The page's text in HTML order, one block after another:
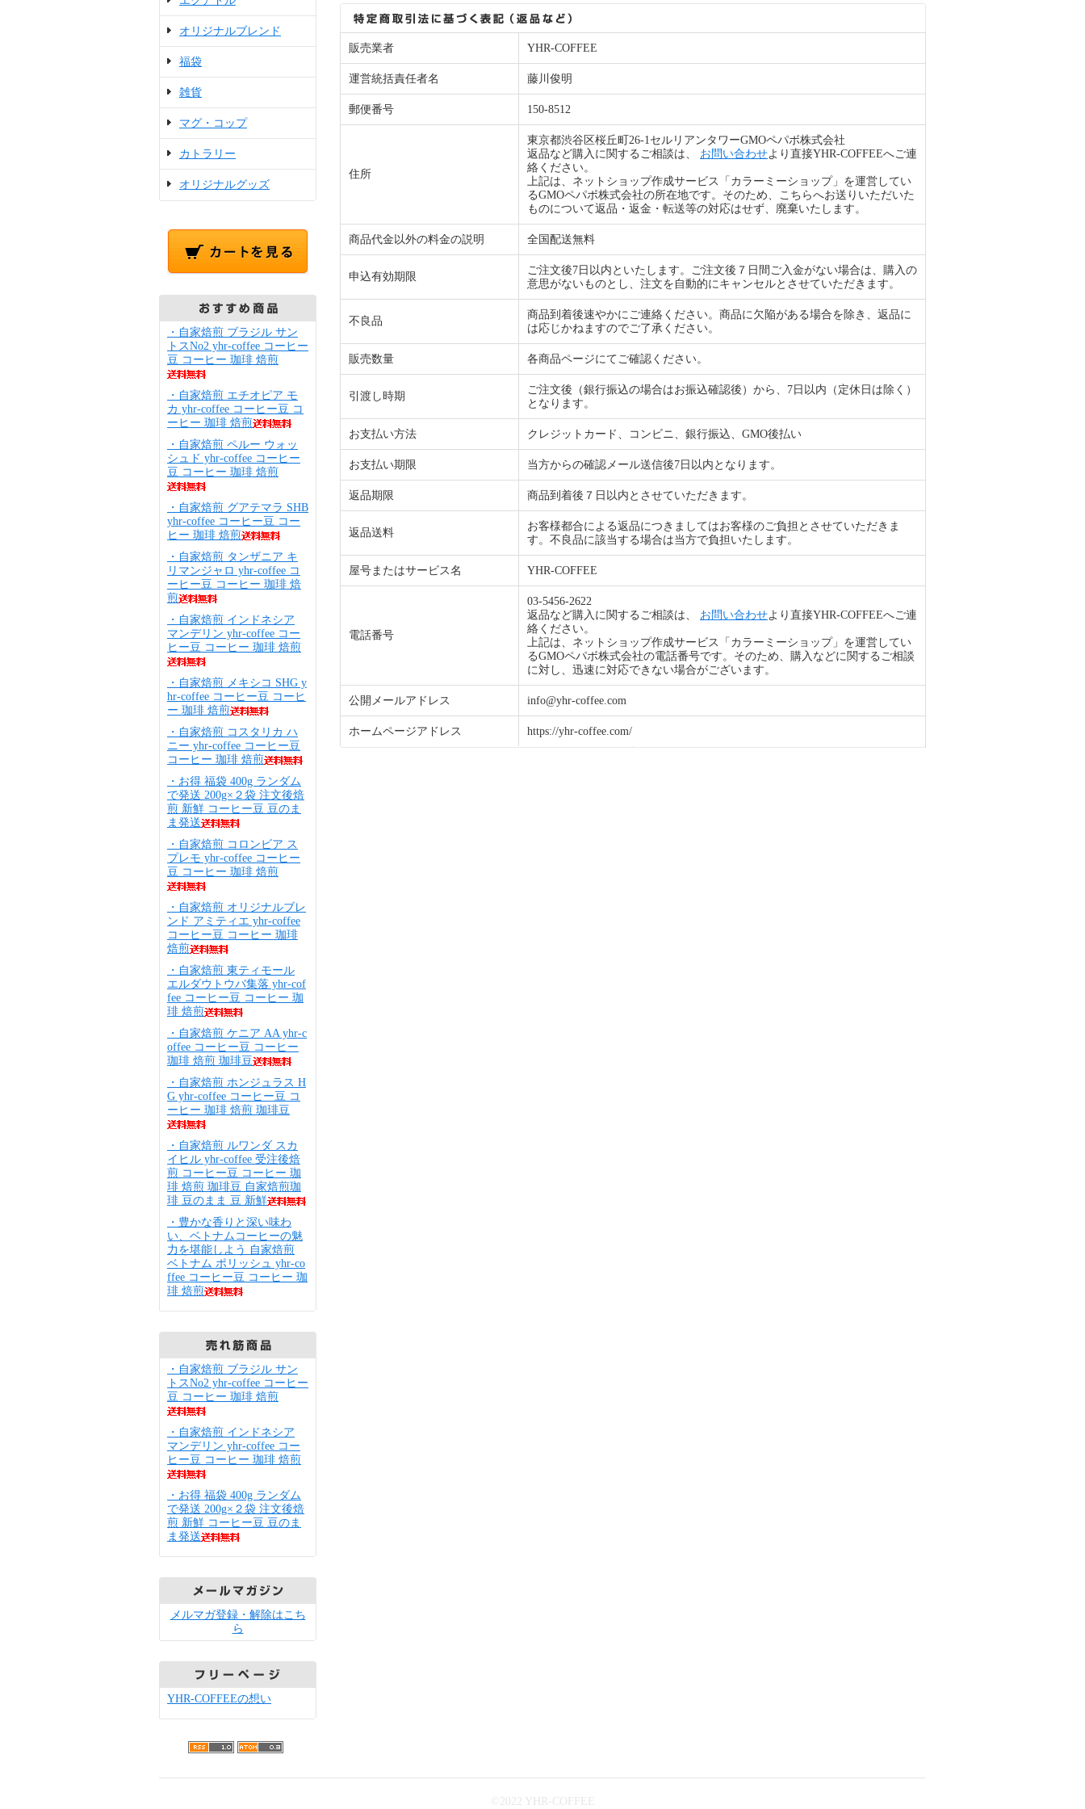
オリジナルブレンド
福袋
雑貨
マグ・コップ
カトラリー
オリジナルグッズ
・自家焙煎 ブラジル サン
トスNo2 yhr-coffee コーヒー
豆 コーヒー 珈琲 焙煎
・自家焙煎 エチオピア モ
カ yhr-coffee コーヒー豆 コ
ーヒー 珈琲 焙煎
・自家焙煎 ペルー ウォッ
シュド yhr-coffee コーヒー
豆 コーヒー 珈琲 焙煎
・自家焙煎 グアテマラ SHB
yhr-coffee コーヒー豆 コー
ヒー 珈琲 焙煎
・自家焙煎 タンザニア キ
リマンジャロ yhr-coffee コ
ーヒー豆 コーヒー 珈琲 焙
煎
・自家焙煎 インドネシア
マンデリン yhr-coffee コー
ヒー豆 コーヒー 珈琲 焙煎
・自家焙煎 メキシコ SHG y
hr-coffee コーヒー豆 コーヒ
ー 珈琲 焙煎
・自家焙煎 コスタリカ ハ
ニー yhr-coffee コーヒー豆
コーヒー 珈琲 焙煎
・お得 福袋 400g ランダム
で発送 200g×２袋 注文後焙
煎 新鮮 コーヒー豆 豆のま
ま発送
・自家焙煎 コロンビア ス
プレモ yhr-coffee コーヒー
豆 コーヒー 珈琲 焙煎
・自家焙煎 オリジナルブレ
ンド アミティエ yhr-coffee
コーヒー豆 コーヒー 珈琲
焙煎
・自家焙煎 東ティモール
エルダウトウバ集落 yhr-cof
fee コーヒー豆 コーヒー 珈
琲 焙煎
・自家焙煎 ケニア AA yhr-c
offee コーヒー豆 コーヒー
珈琲 焙煎 珈琲豆
・自家焙煎 ホンジュラス H
G yhr-coffee コーヒー豆 コ
ーヒー 珈琲 焙煎 珈琲豆
・自家焙煎 ルワンダ スカ
イヒル yhr-coffee 受注後焙
煎 コーヒー豆 コーヒー 珈
琲 焙煎 珈琲豆 自家焙煎珈
琲 豆のまま 豆 新鮮
・豊かな香りと深い味わ
い、ベトナムコーヒーの魅
力を堪能しよう 自家焙煎
ベトナム ポリッシュ yhr-co
ffee コーヒー豆 コーヒー 珈
琲 焙煎
・自家焙煎 ブラジル サン
トスNo2 yhr-coffee コーヒー
豆 コーヒー 珈琲 焙煎
・自家焙煎 インドネシア
マンデリン yhr-coffee コー
ヒー豆 コーヒー 珈琲 焙煎
・お得 福袋 400g ランダム
で発送 200g×２袋 注文後焙
煎 新鮮 コーヒー豆 豆のま
ま発送
メルマガ登録・解除はこち
ら
YHR-COFFEEの想い
販売業者 YHR-COFFEE
運営統括責任者名 藤川俊明
郵便番号 150-8512
住所
東京都渋谷区桜丘町26-1セルリアンタワーGMOペパボ株式会社
返品など購入に関するご相談は、 お問い合わせより直接YHR-COFFEEへご連
絡ください。
上記は、ネットショップ作成サービス「カラーミーショップ」を運営してい
るGMOペパボ株式会社の所在地です。そのため、こちらへお送りいただいた
ものについて返品・返金・転送等の対応はせず、廃棄いたします。
商品代金以外の料金の説明 全国配送無料
申込有効期限
ご注文後7日以内といたします。ご注文後７日間ご入金がない場合は、購入の
意思がないものとし、注文を自動的にキャンセルとさせていただきます。
不良品
商品到着後速やかにご連絡ください。商品に欠陥がある場合を除き、返品に
は応じかねますのでご了承ください。
販売数量 各商品ページにてご確認ください。
引渡し時期
ご注文後（銀行振込の場合はお振込確認後）から、7日以内（定休日は除く）
となります。
お支払い方法 クレジットカード、コンビニ、銀行振込、GMO後払い
お支払い期限 当方からの確認メール送信後7日以内となります。
返品期限 商品到着後７日以内とさせていただきます。
返品送料
お客様都合による返品につきましてはお客様のご負担とさせていただきま
す。不良品に該当する場合は当方で負担いたします。
屋号またはサービス名 YHR-COFFEE
電話番号
03-5456-2622
返品など購入に関するご相談は、 お問い合わせより直接YHR-COFFEEへご連
絡ください。
上記は、ネットショップ作成サービス「カラーミーショップ」を運営してい
るGMOペパボ株式会社の電話番号です。そのため、購入などに関するご相談
に対し、迅速に対応できない場合がございます。
公開メールアドレス info@yhr-coffee.com
ホームページアドレス https://yhr-coffee.com/
©️2022 YHR-COFFEE